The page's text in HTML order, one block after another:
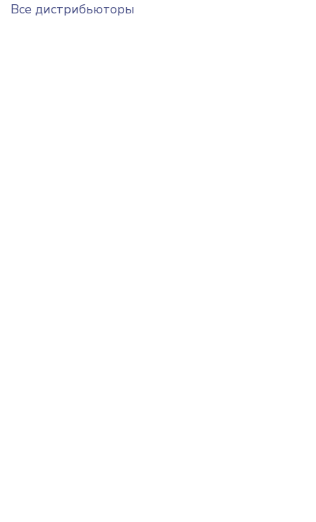
Все дистрибьюторы